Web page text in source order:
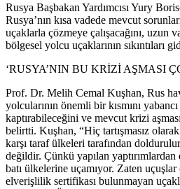
Rusya Başbakan Yardımcısı Yury
Rusya’nın kısa vadede mevcut
uçaklarla çözmeye çalışacağını, uzun
bölgesel yolcu uçaklarının sıkıntıları
‘RUSYA’NIN BU KRİZİ AŞMASI
Prof. Dr. Melih Cemal Kuşhan, Rus
yolcularının önemli bir kısmını
kaptırabileceğini ve mevcut krizi
belirtti. Kuşhan, “Hiç tartışmasız
karşı taraf ülkeleri tarafından
değildir. Çünkü yapılan
batı ülkelerine uçamıyor. Zaten
elverişlilik sertifikası bulunmayan